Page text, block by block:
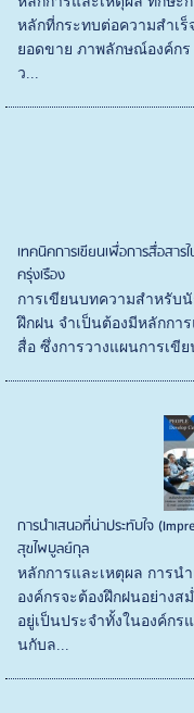
หลักที่กระทบต่อความสำเร็
ยอดขาย ภาพลักษณ์องค์กร
ว...
เทคนิคการเขียนเพื่อการสื่อสา
ครุ่งเรือง
การเขียนบทความสำหรับ
ฝึกฝน จำเป็นต้องมีหลักกา
สื่อ ซึ่งการวางแผนการเขีย
การนำเสนอที่น่าประทับใจ
สุขไพบูลย์กุล
หลักการและเหตุผล การน
องค์กรจะต้องฝึกฝนอย่างส
อยู่เป็นประจำทั้งในองค์กร
นกับล...